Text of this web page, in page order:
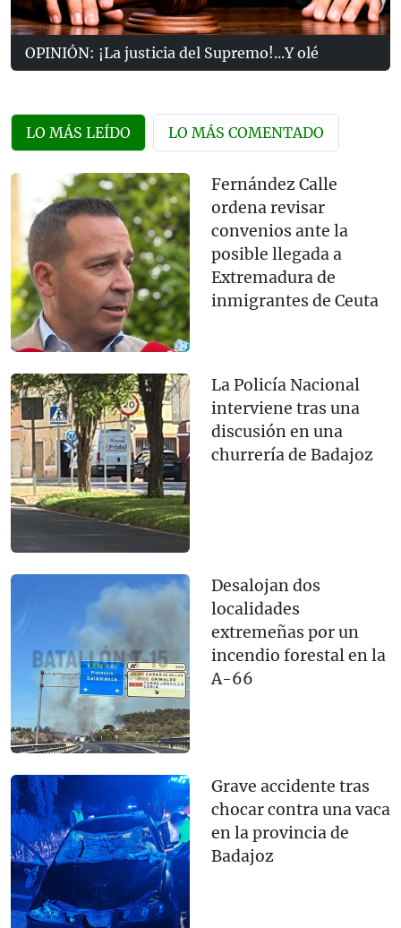
OPINIÓN: ¡La justicia del Supremo!...Y olé
LO MÁS LEÍDO LO MÁS COMENTADO
Fernández Calle
ordena revisar
convenios ante la
posible llegada a
Extremadura de
inmigrantes de Ceuta
La Policía Nacional
interviene tras una
discusión en una
churrería de Badajoz
Desalojan dos
localidades
extremeñas por un
incendio forestal en la
A-66
Grave accidente tras
chocar contra una vaca
en la provincia de
Badajoz